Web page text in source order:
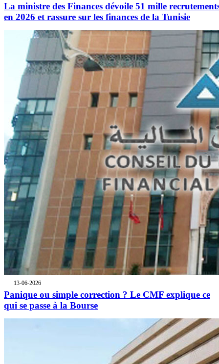
La ministre des Finances dévoile 51 mille
en 2026 et rassure sur les finances de la Tunisie
13-06-2026
Panique ou simple correction ? Le CMF explique ce
qui se passe à la Bourse